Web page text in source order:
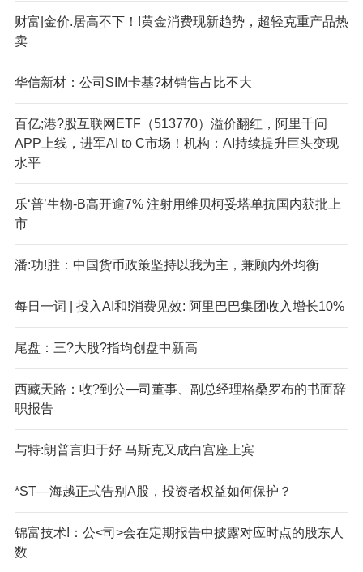
财富|金价.居高不下！!黄金消费现新趋势，超轻克重产品热
卖
华信新材：公司SIM卡基?材销售占比不大
百亿;港?股互联网ETF（513770）溢价翻红，阿里千问
APP上线，进军AI to C市场！机构：AI持续提升巨头变现
水平
乐‘普’生物-B高开逾7% 注射用维贝柯妥塔单抗国内获批上
市
潘:功!胜：中国货币政策坚持以我为主，兼顾内外均衡
每日一词 | 投入AI和!消费见效: 阿里巴巴集团收入增长10%
尾盘：三?大股?指均创盘中新高
西藏天路：收?到公—司董事、副总经理格桑罗布的书面辞
职报告
与特:朗普言归于好 马斯克又成白宫座上宾
*ST—海越正式告别A股，投资者权益如何保护？
锦富技术!：公<司>会在定期报告中披露对应时点的股东人
数